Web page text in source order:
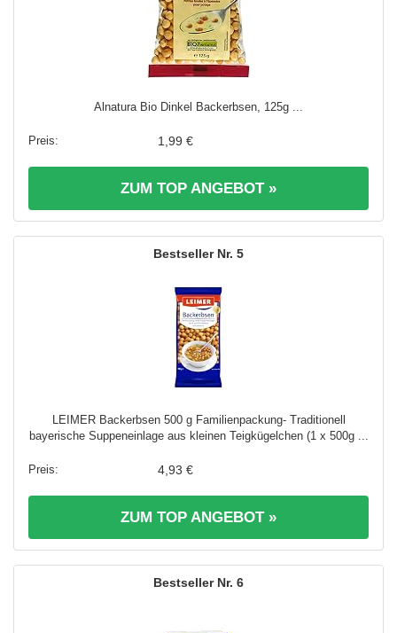
Alnatura Bio Dinkel Backerbsen, 125g ...
1,99 €
ZUM TOP ANGEBOT »
5
LEIMER Backerbsen 500 g Familienpackung- Traditionell
bayerische Suppeneinlage aus kleinen Teigkügelchen (1 x 500g ...
4,93 €
ZUM TOP ANGEBOT »
6